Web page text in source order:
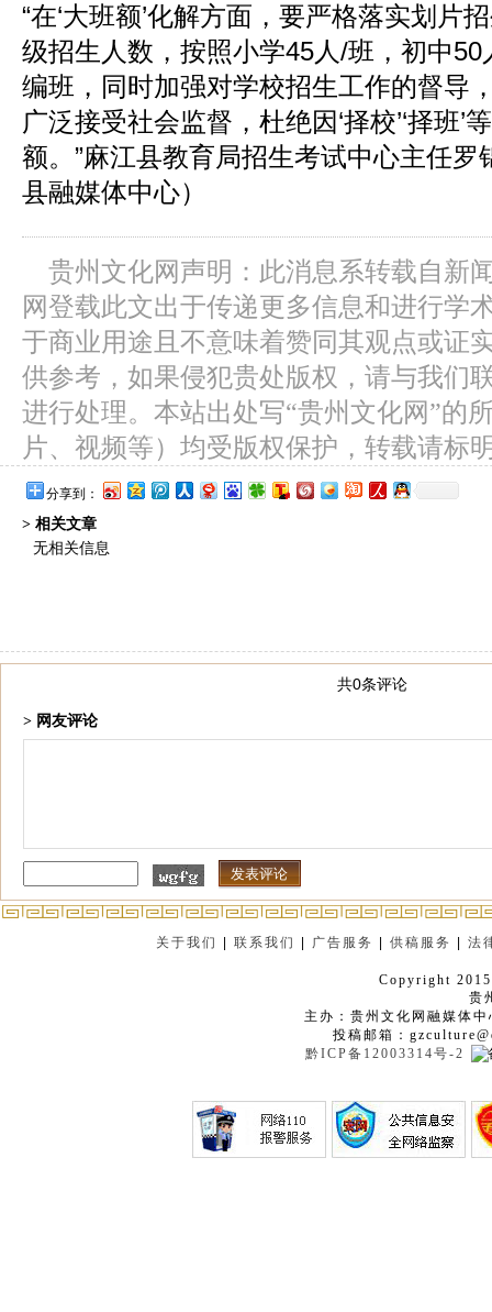
“在‘大班额’化解方面，要严格落实划片
级招生人数，按照小学45人/班，初中
编班，同时加强对学校招生工作的督导
广泛接受社会监督，杜绝因‘择校’‘择班’
额。”麻江县教育局招生考试中心主任
县融媒体中心）
贵州文化网声明：此消息系转载自新
网登载此文出于传递更多信息和进行学
于商业用途且不意味着赞同其观点或证
供参考，如果侵犯贵处版权，请与我们
进行处理。本站出处写“贵州文化网”的
片、视频等）均受版权保护，转载请标
分享到：
> 相关文章
无相关信息
共0条评论
> 网友评论
关于我们 |联系我们 广告服务 |供稿服务 |法
Copyright
贵
主办：贵州文化网融媒体
投稿邮箱：
黔ICP备12003314号-2